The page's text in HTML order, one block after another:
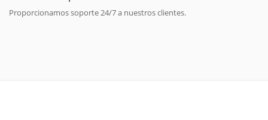
Proporcionamos soporte 24/7 a nuestros clientes.